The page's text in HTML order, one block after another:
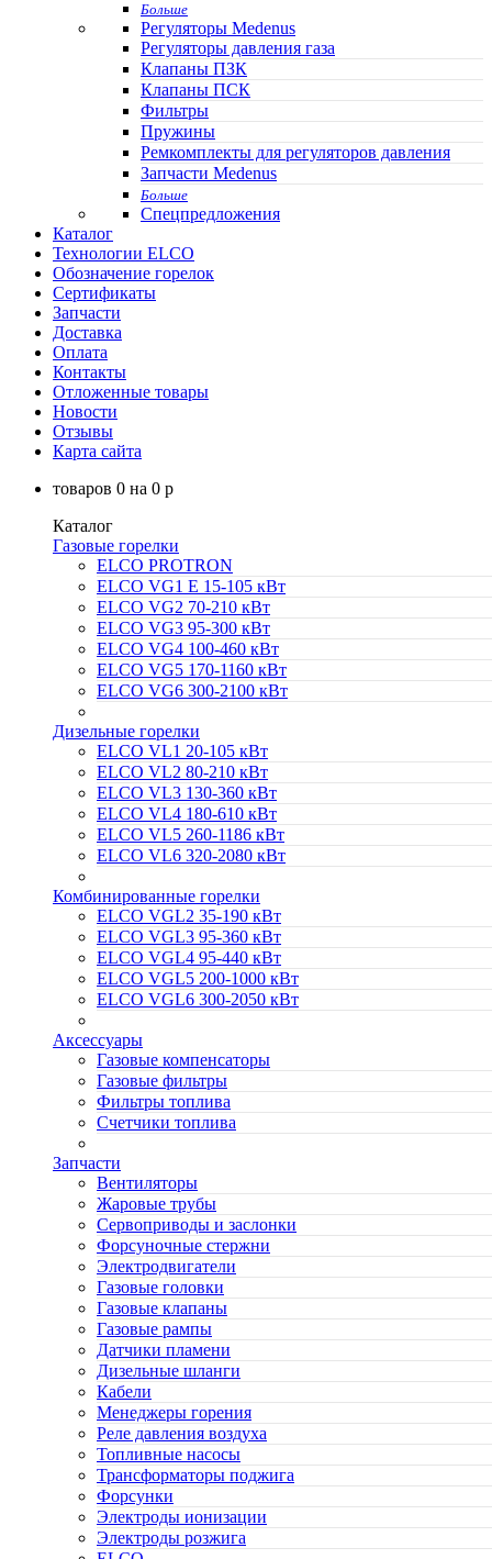
Больше
Регуляторы Medenus
Регуляторы давления газа
Клапаны ПЗК
Клапаны ПСК
Фильтры
Пружины
Ремкомплекты для регуляторов давления
Запчасти Medenus
Больше
Спецпредложения
Каталог
Технологии ELCO
Обозначение горелок
Сертификаты
Запчасти
Доставка
Оплата
Контакты
Отложенные товары
Новости
Отзывы
Карта сайта
товаров 0 на 0 p
Каталог
Газовые горелки
ELCO PROTRON
ELCO VG1 E 15-105 кВт
ELCO VG2 70-210 кВт
ELCO VG3 95-300 кВт
ELCO VG4 100-460 кВт
ELCO VG5 170-1160 кВт
ELCO VG6 300-2100 кВт
Дизельные горелки
ELCO VL1 20-105 кВт
ELCO VL2 80-210 кВт
ELCO VL3 130-360 кВт
ELCO VL4 180-610 кВт
ELCO VL5 260-1186 кВт
ELCO VL6 320-2080 кВт
Комбинированные горелки
ELCO VGL2 35-190 кВт
ELCO VGL3 95-360 кВт
ELCO VGL4 95-440 кВт
ELCO VGL5 200-1000 кВт
ELCO VGL6 300-2050 кВт
Аксессуары
Газовые компенсаторы
Газовые фильтры
Фильтры топлива
Счетчики топлива
Запчасти
Вентиляторы
Жаровые трубы
Сервоприводы и заслонки
Форсуночные стержни
Электродвигатели
Газовые головки
Газовые клапаны
Газовые рампы
Датчики пламени
Дизельные шланги
Кабели
Менеджеры горения
Реле давления воздуха
Топливные насосы
Трансформаторы поджига
Форсунки
Электроды ионизации
Электроды розжига